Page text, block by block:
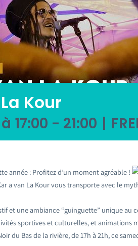
Kour
17:00 - 21:00 |
année : Profitez d’un moment agréable !
a van La Kour vous transporte avec le
et une ambiance “guinguette” unique
sportives et culturelles, et animations
du Bas de la rivière, de 17h à 21h, ce